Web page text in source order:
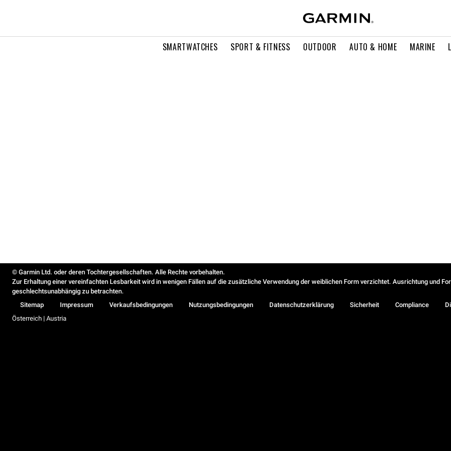
SMARTWATCHES SPORT & FITNESS OUTDOOR AUTO & HOME MARINE
© Garmin Ltd. oder deren Tochtergesellschaften. Alle Rechte vorbehalten.
Zur Erhaltung einer vereinfachten Lesbarkeit wird in wenigen Fällen auf die zusätzliche Verwendung der weiblichen Form verzichtet. Ausrichtung und
geschlechtsunabhängig zu betrachten.
Sitemap
Impressum Verkaufsbedingungen Nutzungsbedingungen Datenschutzerklärung Sicherheit Compliance
Österreich | Austria